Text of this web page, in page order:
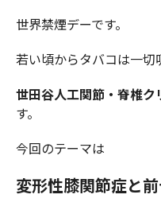
世界禁煙デーです。
若い頃からタバコは一切
世田谷人工関節・脊椎ク
す。
今回のテーマは
変形性膝関節症と